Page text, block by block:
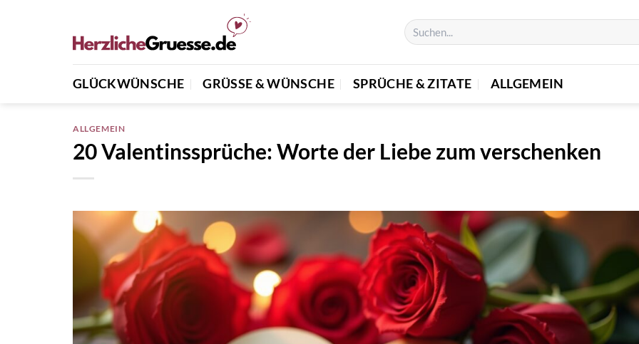
GLÜCKWÜNSCHE GRÜSSE & WÜNSCHE SPRÜCHE & ZITATE ALLGEMEIN
ALLGEMEIN
20 Valentinssprüche: Worte der Liebe zum verschenken